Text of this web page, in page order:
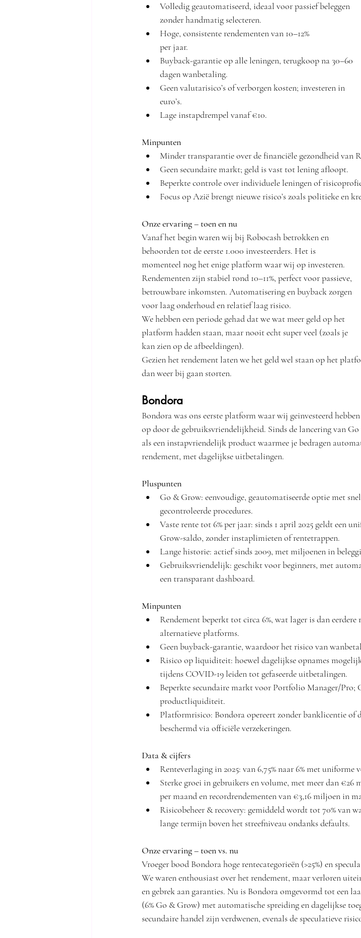
Volledig geautomatiseerd, ideaal voor passief beleggen
zonder handmatig selecteren.
Hoge, consistente rendementen van 10–12%
per jaar.
Buyback-garantie op alle leningen, terugkoop na 30–60
dagen wanbetaling.
Geen valutarisico’s of verborgen kosten; investeren in
euro’s.
Lage instapdrempel vanaf €10.
Minpunten
Minder transparantie over de financiële gezondheid van
Geen secundaire markt; geld is vast tot lening afloopt.
Beperkte controle over individuele leningen of
Focus op Azië brengt nieuwe risico’s zoals politieke en
Onze ervaring – toen en nu
Vanaf het begin waren wij bij Robocash betrokken en
behoorden tot de eerste 1.000 investeerders. Het is
momenteel nog het enige platform waar wij op investeren.
Rendementen zijn stabiel rond 10–11%, perfect voor passieve,
betrouwbare inkomsten. Automatisering en buyback zorgen
voor laag onderhoud en relatief laag risico.
We hebben een periode gehad dat we wat meer geld op het
platform hadden staan, maar nooit echt super veel (zoals je
kan zien op de afbeeldingen).
Gezien het rendement laten we het geld wel staan op het
dan weer bij gaan storten.
Bondora
Bondora was ons eerste platform waar wij geinvesteerd
op door de gebruiksvriendelijkheid. Sinds de lancering van
als een instapvriendelijk product waarmee je bedragen
rendement, met dagelijkse uitbetalingen.
Pluspunten
Go & Grow: eenvoudige, geautomatiseerde optie met
gecontroleerde procedures.
Vaste rente tot 6% per jaar: sinds 1 april 2025 geldt een
Grow-saldo, zonder instaplimieten of rentetrappen.
Lange historie: actief sinds 2009, met miljoenen in
Gebruiksvriendelijk: geschikt voor beginners, met
een transparant dashboard.
Minpunten
Rendement beperkt tot circa 6%, wat lager is dan
alternatieve platforms.
Geen buyback-garantie, waardoor het risico van
Risico op liquiditeit: hoewel dagelijkse opnames
tijdens COVID-19 leiden tot gefaseerde uitbetalingen.
Beperkte secundaire markt voor Portfolio Manager/Pro;
productliquiditeit.
Platformrisico: Bondora opereert zonder banklicentie of
beschermd via officiële verzekeringen.
Data & cijfers
Renteverlaging in 2025: van 6,75% naar 6% met uniforme
Sterke groei in gebruikers en volume, met meer dan
per maand en recordrendementen van €3,16 miljoen in
Risicobeheer & recovery: gemiddeld wordt tot 70% van
lange termijn boven het streefniveau ondanks defaults.
Onze ervaring – toen vs. nu
Vroeger bood Bondora hoge rentecategorieën (>25%) en
We waren enthousiast over het rendement, maar verloren
en gebrek aan garanties. Nu is Bondora omgevormd tot een
(6% Go & Grow) met automatische spreiding en dagelijkse
secundaire handel zijn verdwenen, evenals de speculatieve